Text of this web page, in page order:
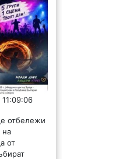
отбележи
на
от
музиката
в